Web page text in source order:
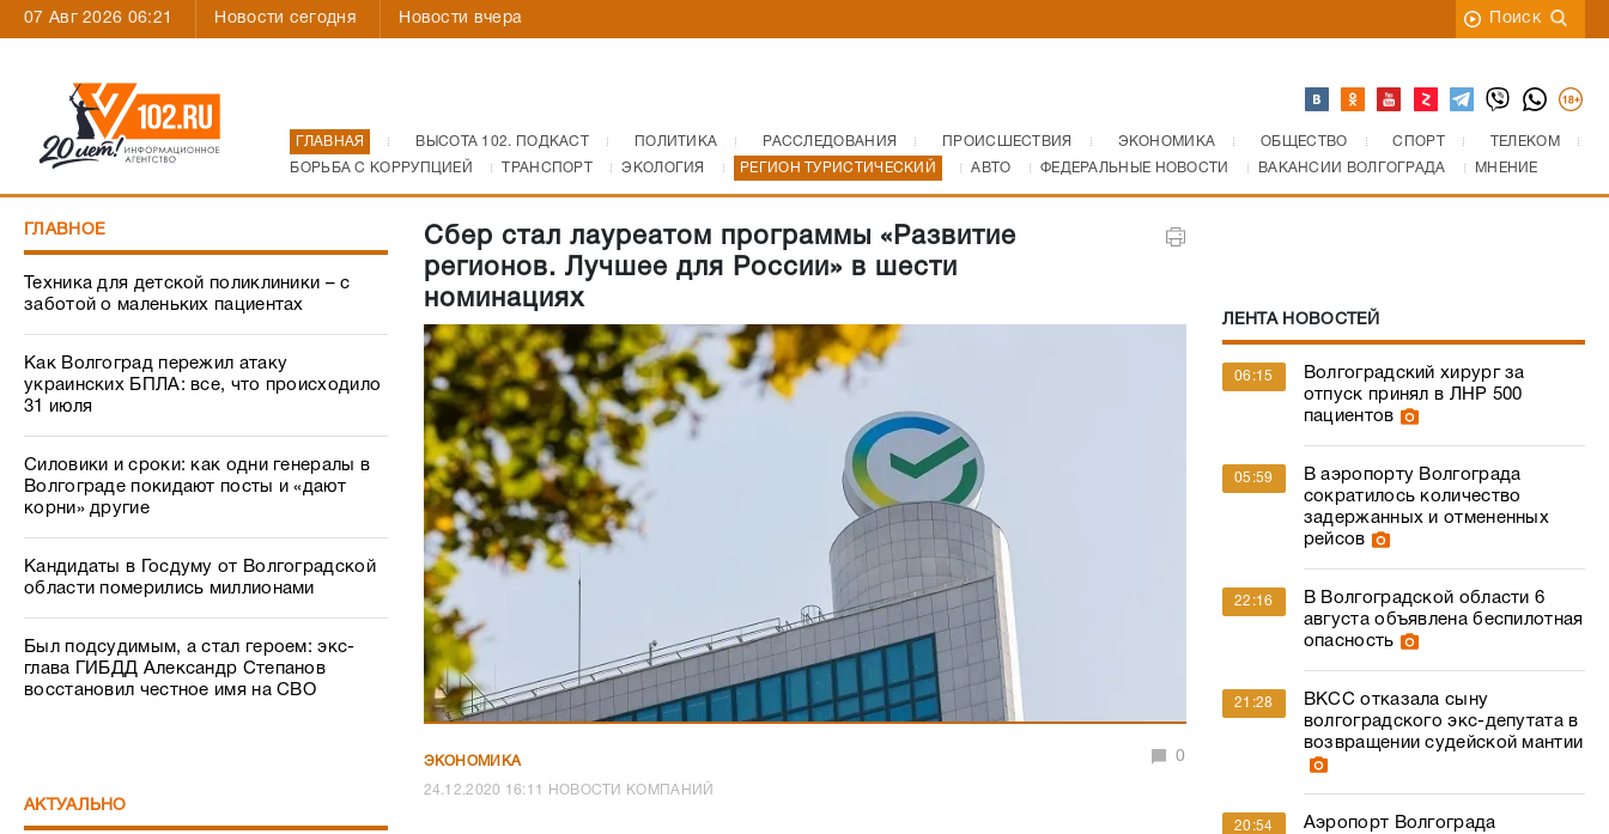
07 Авг 2026 06:21 Новости сегодня Новости вчера Поиск
ГЛАВНАЯ ВЫСОТА 102. ПОДКАСТ ПОЛИТИКА РАССЛЕДОВАНИЯ ПРОИСШЕСТВИЯ ЭКОНОМИКА ОБЩЕСТВО СПОРТ
ТЕЛЕКОМ
БОРЬБА С КОРРУПЦИЕЙ
ТРАНСПОРТ ЭКОЛОГИЯ РЕГИОН ТУРИСТИЧЕСКИЙ АВТО ФЕДЕРАЛЬНЫЕ НОВОСТИ ВАКАНСИИ ВОЛГОГРАДА МНЕНИЕ
ГЛАВНОЕ
Техника для детской поликлиники – с
заботой о маленьких пациентах
Как Волгоград пережил атаку
украинских БПЛА: все, что происходило
31 июля
Силовики и сроки: как одни генералы в
Волгограде покидают посты и «дают
корни» другие
Кандидаты в Госдуму от Волгоградской
области померились миллионами
Был подсудимым, а стал героем: экс-
глава ГИБДД Александр Степанов
восстановил честное имя на СВО
АКТУАЛЬНО
Сбер стал лауреатом программы «Развитие
регионов. Лучшее для России» в шести
номинациях
ЭКОНОМИКА
24.12.2020 16:11 НОВОСТИ КОМПАНИЙ
0
ЛЕНТА НОВОСТЕЙ
06:15
Волгоградский хирург за
отпуск принял в ЛНР 500
пациентов
05:59
В аэропорту Волгограда
сократилось количество
задержанных и отмененных
рейсов
22:16
В Волгоградской области 6
августа объявлена беспилотная
опасность
21:28
ВКСС отказала сыну
волгоградского экс-депутата в
возвращении судейской мантии
20:54
Аэропорт Волгограда